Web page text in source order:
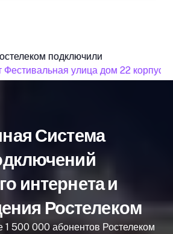
подключили
Фестивальная улица дом 22 корпус 7
Система
интернета и
Ростелеком
1 500 000 абонентов Ростелеком